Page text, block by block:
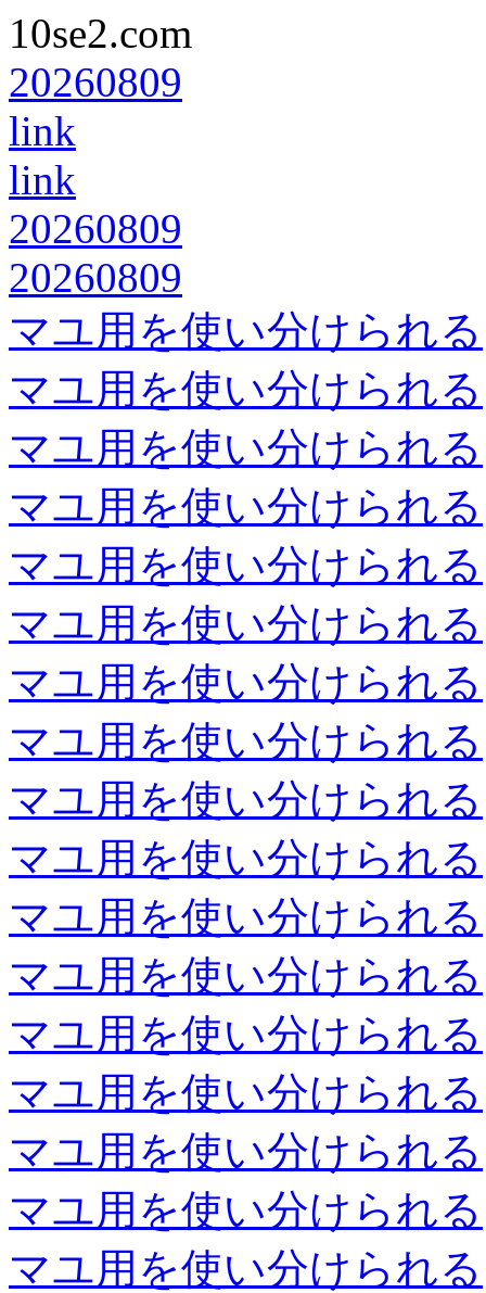
10se2.com
20260809
link
link
20260809
20260809
マユ用を使い分けられる
マユ用を使い分けられる
マユ用を使い分けられる
マユ用を使い分けられる
マユ用を使い分けられる
マユ用を使い分けられる
マユ用を使い分けられる
マユ用を使い分けられる
マユ用を使い分けられる
マユ用を使い分けられる
マユ用を使い分けられる
マユ用を使い分けられる
マユ用を使い分けられる
マユ用を使い分けられる
マユ用を使い分けられる
マユ用を使い分けられる
マユ用を使い分けられる